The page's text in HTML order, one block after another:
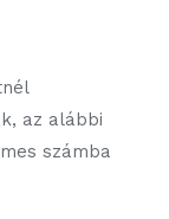
az alábbi
számba